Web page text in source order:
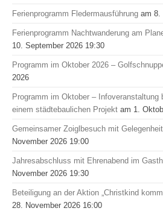
Ferienprogramm Fledermausführung am 8.
Ferienprogramm Nachtwanderung am
10. September 2026 19:30
Programm im Oktober 2026 –
2026
Programm im Oktober – Infoveranstaltung
einem städtebaulichen Projekt am 1.
Gemeinsamer Zoiglbesuch mit
November 2026 19:00
Jahresabschluss mit Ehrenabend im
November 2026 19:30
Beteiligung an der Aktion „Christkind
28. November 2026 16:00